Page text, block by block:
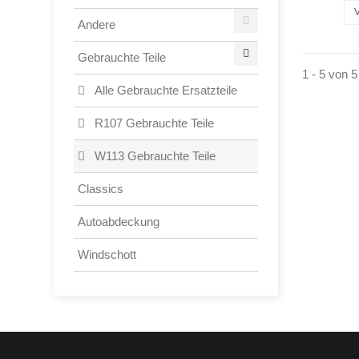
1 - 5 von
Andere
Gebrauchte Teile
Alle Gebrauchte Ersatzteile
R107 Gebrauchte Teile
W113 Gebrauchte Teile
Classics
Autoabdeckung
Windschott